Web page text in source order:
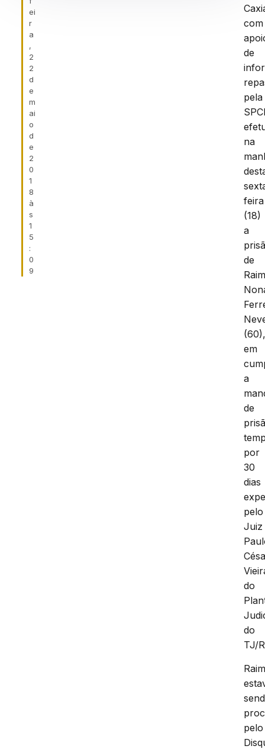
ei
r
a
,
2
2
d
e
m
ai
o
d
e
2
0
1
8
à
s
1
5
:
0
9
com
de
pela
na
feira
(18)
a
de
em
a
de
por
30
dias
pelo
Juiz
do
do
TJ/
pelo